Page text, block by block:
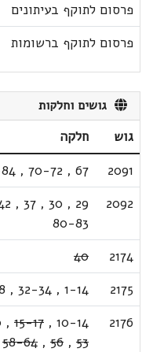
פרסום לתוקף בעיתונים
פרסום לתוקף ברשומות
גושים וחלקות
גוש
חלקה
2091
67
,
70-72
,
2092
29
,
30
,
37
,
80-83
2174
40
2175
1-14
,
32-34
,
2176
10-14
,
15-17
,
53
,
56
,
58-64